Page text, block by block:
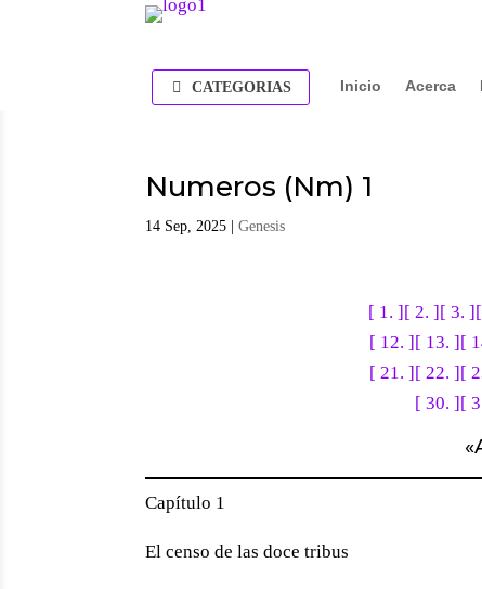
CATEGORIAS Inicio Acerca
Numeros (Nm) 1
14 Sep, 2025 |Genesis
[ 1. ] [ 2. ] [ 3. ]
[ 12. ] [ 13. ] [
[ 21. ] [ 22. ] [
[ 30. ] [
«
Capítulo 1
El censo de las doce tribus